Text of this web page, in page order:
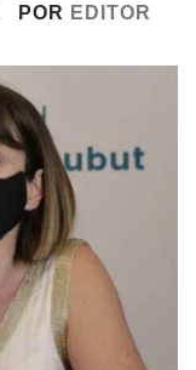
POR EDITOR